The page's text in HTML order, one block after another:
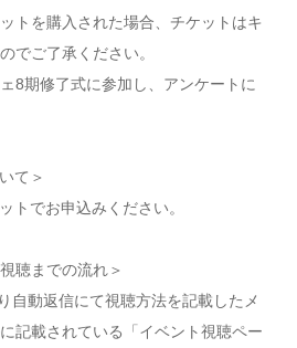
トを購入された場合、チケットはキ
でご了承ください。
8期修了式に参加し、アンケートに
て＞
トでお申込みください。
聴までの流れ＞
自動返信にて視聴方法を記載したメ
記載されている「イベント視聴ペー